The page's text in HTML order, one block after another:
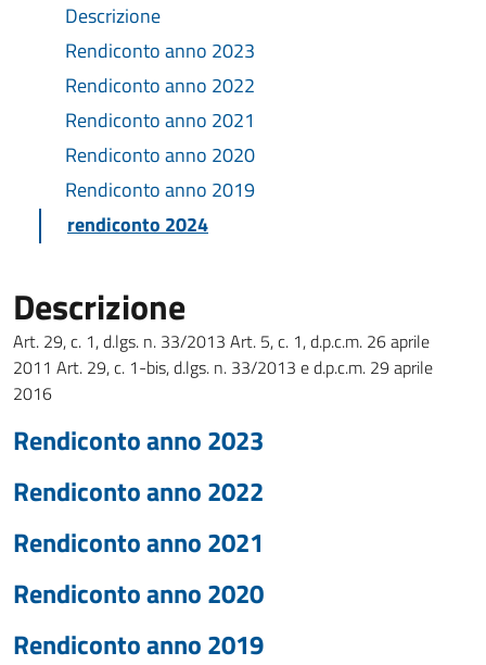
Descrizione
Rendiconto anno 2023
Rendiconto anno 2022
Rendiconto anno 2021
Rendiconto anno 2020
Rendiconto anno 2019
rendiconto 2024
Descrizione
Art. 29, c. 1, d.lgs. n. 33/2013 Art. 5, c. 1, d.p.c.m. 26 aprile
2011 Art. 29, c. 1-bis, d.lgs. n. 33/2013 e d.p.c.m. 29 aprile
2016
Rendiconto anno 2023
Rendiconto anno 2022
Rendiconto anno 2021
Rendiconto anno 2020
Rendiconto anno 2019